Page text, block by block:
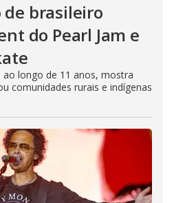
brasileiro
do Pearl Jam e
longo de 11 anos, mostra
comunidades rurais e indígenas